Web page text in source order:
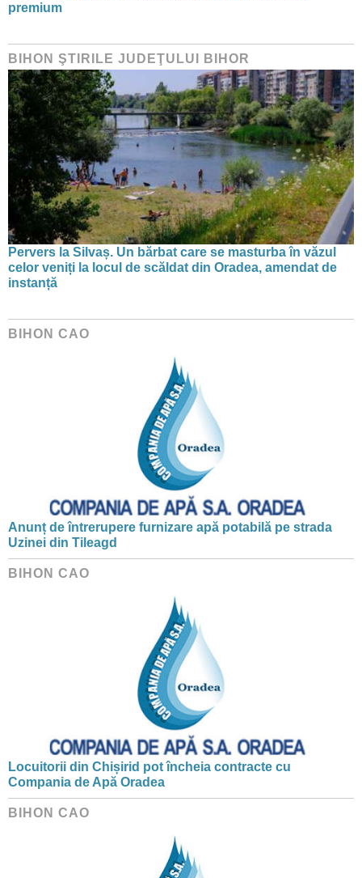
premium
BIHON ŞTIRILE JUDEŢULUI BIHOR
Pervers la Silvaș. Un bărbat care se masturba în văzul
celor veniți la locul de scăldat din Oradea, amendat de
instanță
BIHON CAO
Anunț de întrerupere furnizare apă potabilă pe strada
Uzinei din Tileagd
BIHON CAO
Locuitorii din Chișirid pot încheia contracte cu
Compania de Apă Oradea
BIHON CAO